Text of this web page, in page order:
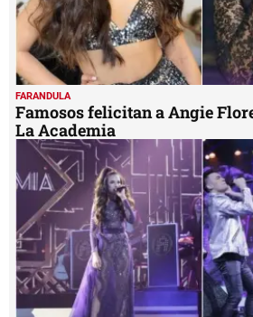
FARANDULA
Famosos felicitan a Angie
La Academia